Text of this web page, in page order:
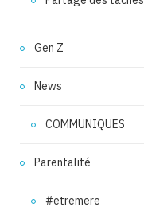
Gen Z
News
COMMUNIQUES
Parentalité
#etremere